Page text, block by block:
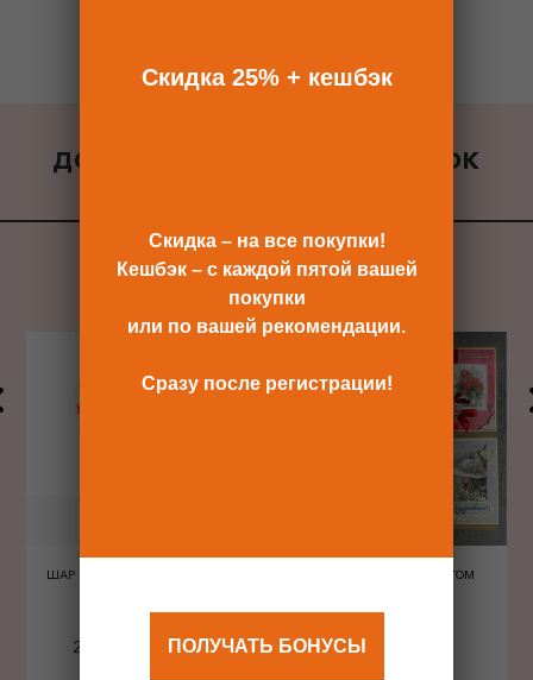
ДОБАВИТЬ К ЗАКАЗУ ПОДАРОК
ШАР ШЕЛКОГРАФИЯ СЕРДЦА
240 Р
ОТКРЫТКА С КОНВЕРТОМ
480 Р
Скидка 25% + кешбэк
Скидка – на все покупки!
Кешбэк – с каждой пятой вашей
покупки
или по вашей рекомендации.
Сразу после регистрации!
ПОЛУЧАТЬ БОНУСЫ